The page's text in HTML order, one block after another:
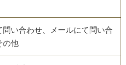
問い合わせ、メールにて問い合
の他